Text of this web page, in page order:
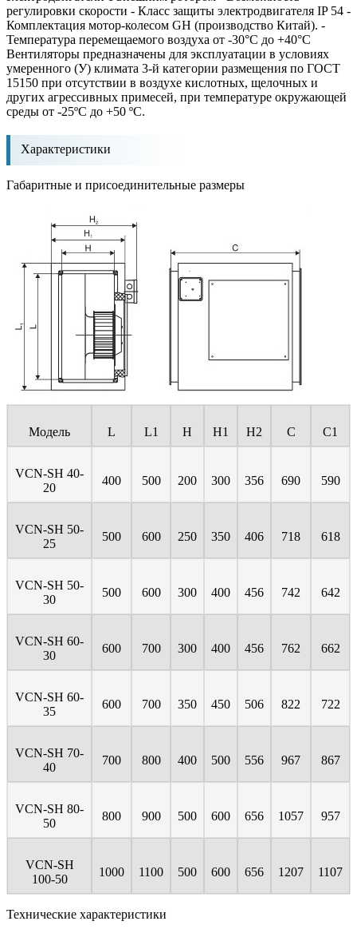
регулировки скорости - Класс защиты электродвигателя IP 54 -
Комплектация мотор-колесом GH (производство Китай). -
Температура перемещаемого воздуха от -30°С до +40°С
Вентиляторы предназначены для эксплуатации в условиях
умеренного (У) климата 3-й категории размещения по ГОСТ
15150 при отсутствии в воздухе кислотных, щелочных и
других агрессивных примесей, при температуре окружающей
среды от -25ºС до +50 ºС.
Характеристики
Габаритные и присоединительные размеры
Модель L L1 H H1 H2 C C1
VCN-SH 40-
20
400 500 200 300 356 690 590
VCN-SH 50-
25
500 600 250 350 406 718 618
VCN-SH 50-
30
500 600 300 400 456 742 642
VCN-SH 60-
30
600 700 300 400 456 762 662
VCN-SH 60-
35
600 700 350 450 506 822 722
VCN-SH 70-
40
700 800 400 500 556 967 867
VCN-SH 80-
50
800 900 500 600 656 1057 957
VCN-SH
100-50
1000 1100 500 600 656 1207 1107
Технические характеристики